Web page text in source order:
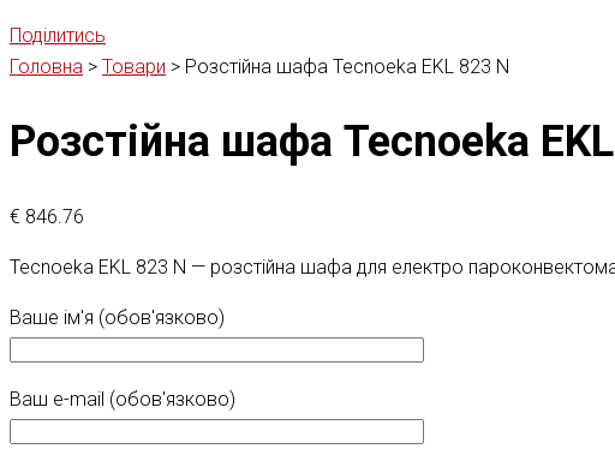
Поділитись
Головна > Товари > Розстійна шафа Tecnoeka EKL 823 N
Розстійна шафа Tecnoeka
€ 846.76
Tecnoeka EKL 823 N — розстійна шафа для електро
Ваше ім'я (обов'язково)
Ваш e-mail (обов'язково)